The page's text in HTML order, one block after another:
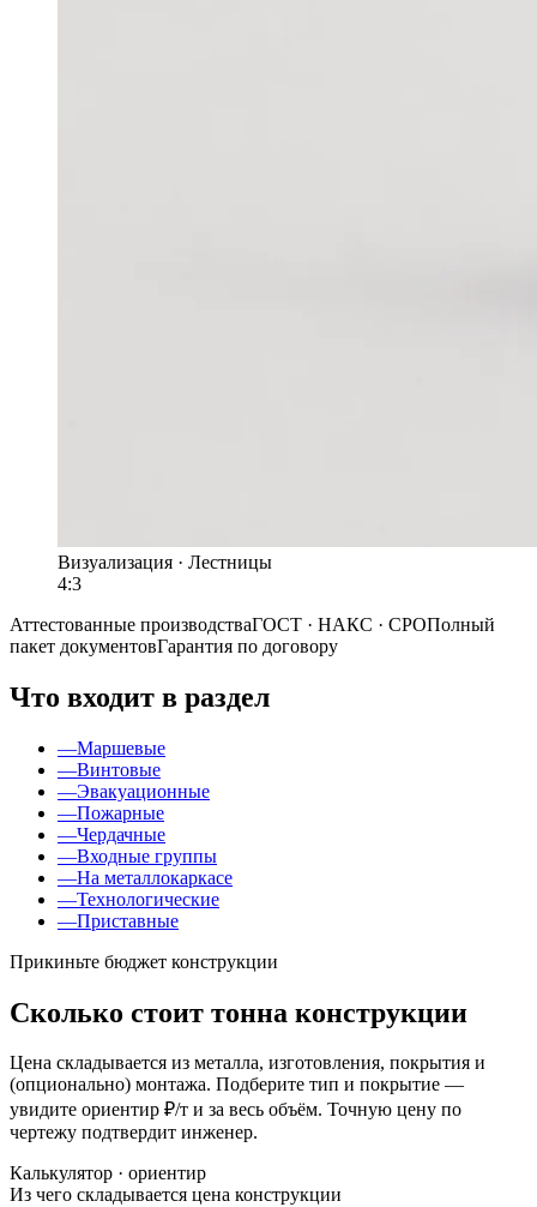
Визуализация · Лестницы
4:3
Аттестованные производстваГОСТ · НАКС · СРОПолный
пакет документовГарантия по договору
Что входит в раздел
—Маршевые
—Винтовые
—Эвакуационные
—Пожарные
—Чердачные
—Входные группы
—На металлокаркасе
—Технологические
—Приставные
Прикиньте бюджет конструкции
Сколько стоит тонна конструкции
Цена складывается из металла, изготовления, покрытия и
(опционально) монтажа. Подберите тип и покрытие —
увидите ориентир ₽/т и за весь объём. Точную цену по
чертежу подтвердит инженер.
Калькулятор · ориентир
Из чего складывается цена конструкции